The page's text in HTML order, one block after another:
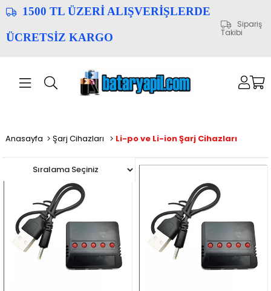
1500 TL ÜZERİ ALIŞVERİŞLERDE
ÜCRETSİZ KARGO
Sipariş
Takibi
Anasayfa Şarj Cihazları Li-po ve Li-ion Şarj Cihazları